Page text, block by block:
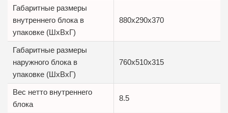
Габаритные размеры
внутреннего блока в
упаковке (ШxВxГ)
880x290x370
Габаритные размеры
наружного блока в
упаковке (ШxВxГ)
760x510x315
Вес нетто внутреннего
блока
8.5